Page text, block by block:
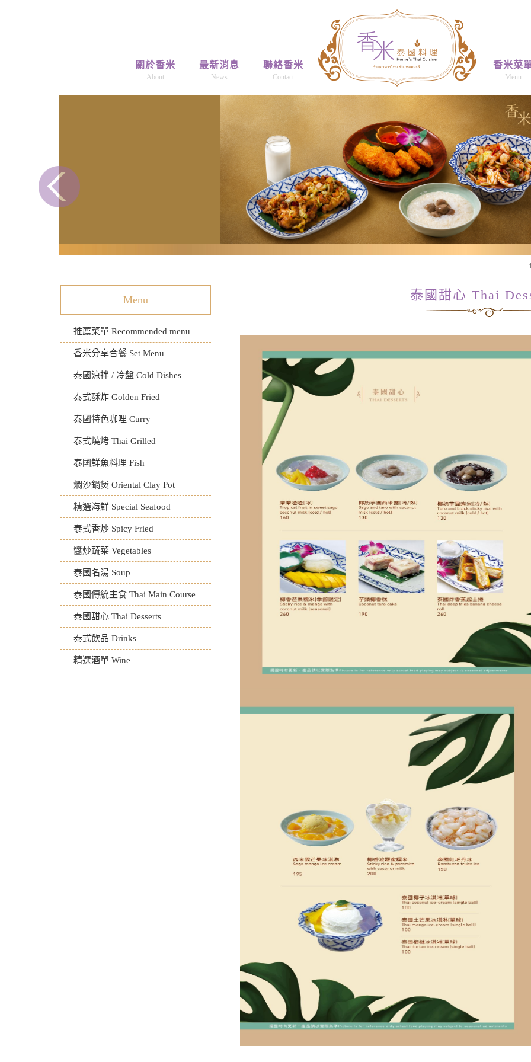
About
關於香米
News
最新消息
Contact
聯絡香米
Menu
香米菜
Menu
推薦菜單 Recommended menu
香米分享合餐 Set Menu
泰國涼拌 / 冷盤 Cold Dishes
泰式酥炸 Golden Fried
泰國特色咖哩 Curry
泰式燒烤 Thai Grilled
泰國鮮魚料理 Fish
燜沙鍋煲 Oriental Clay Pot
精選海鮮 Special Seafood
泰式香炒 Spicy Fried
醬炒蔬菜 Vegetables
泰國名湯 Soup
泰國傳統主食 Thai Main Course
泰國甜心 Thai Desserts
泰式飲品 Drinks
精選酒單 Wine
泰國甜心 Thai